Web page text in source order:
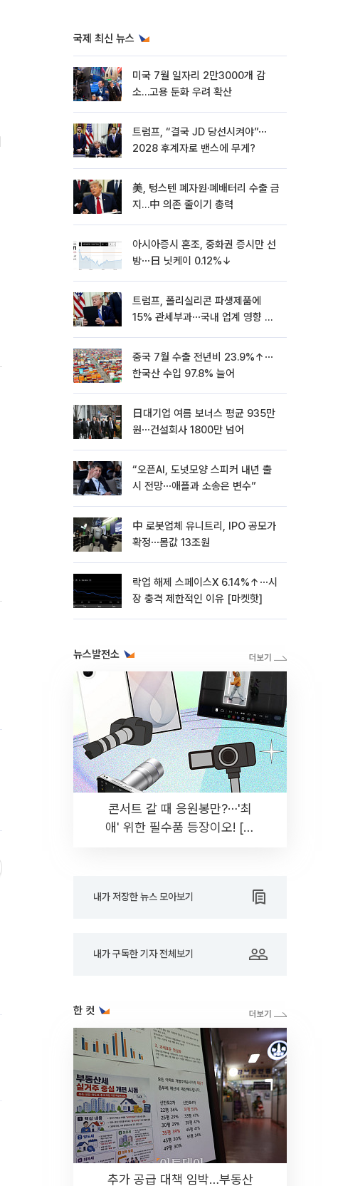
국제 최신 뉴스
미국 7월 일자리 2만3000개 감
소…고용 둔화 우려 확산
트럼프, “결국 JD 당선시켜야”⋯
2028 후계자로 밴스에 무게?
美, 텅스텐 폐자원·폐배터리 수출 금
지…中 의존 줄이기 총력
아시아증시 혼조, 중화권 증시만 선
방⋯日 닛케이 0.12%↓
트럼프, 폴리실리콘 파생제품에
15% 관세부과⋯국내 업계 영향 촉
중국 7월 수출 전년비 23.9%↑⋯
한국산 수입 97.8% 늘어
日대기업 여름 보너스 평균 935만
원⋯건설회사 1800만 넘어
“오픈AI, 도넛모양 스피커 내년 출
시 전망⋯애플과 소송은 변수”
中 로봇업체 유니트리, IPO 공모가
확정⋯몸값 13조원
락업 해제 스페이스X 6.14%↑⋯시
장 충격 제한적인 이유 [마켓핫]
뉴스발전소
콘서트 갈 때 응원봉만?⋯'최
애' 위한 필수품 등장이오! [솔
내가 저장한 뉴스 모아보기
내가 구독한 기자 전체보기
한 컷
추가 공급 대책 임박…부동산